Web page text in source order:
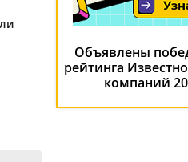
Объявлены
рейтинга
компаний